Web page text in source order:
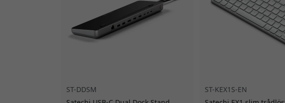
ST-DDSM
ST-KEX1S-EN